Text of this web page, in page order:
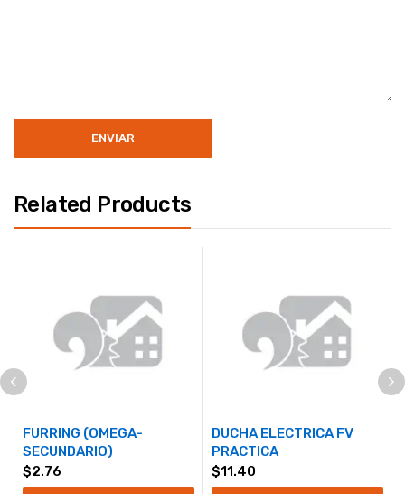
Related Products
FURRING (OMEGA-
SECUNDARIO)
$2.76
DUCHA ELECTRICA FV
PRACTICA
$11.40